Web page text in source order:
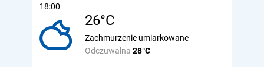
18:00
26°C
Odczuwalna 28°C
Zachmurzenie umiarkowane